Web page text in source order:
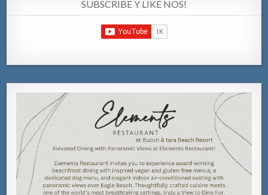
SUBSCRIBE Y LIKE NOS!